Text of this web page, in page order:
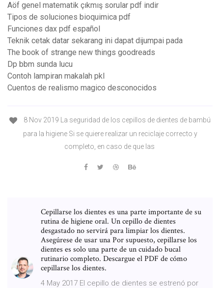
Aöf genel matematik çıkmış sorular pdf indir
Tipos de soluciones bioquimica pdf
Funciones dax pdf español
Teknik cetak datar sekarang ini dapat dijumpai pada
The book of strange new things goodreads
Dp bbm sunda lucu
Contoh lampiran makalah pkl
Cuentos de realismo magico desconocidos
8 Nov 2019 La seguridad de los cepillos de dientes de bambú
para la higiene Si se quiere realizar un reciclaje correcto y
completo, en caso de que las
Cepillarse los dientes es una parte importante de su
rutina de higiene oral. Un cepillo de dientes
desgastado no servirá para limpiar los dientes.
Asegúrese de usar una Por supuesto, cepillarse los
dientes es solo una parte de un cuidado bucal
rutinario completo. Descargue el PDF de cómo
cepillarse los dientes.
4 May 2017 El cepillo de dientes se estrenó por